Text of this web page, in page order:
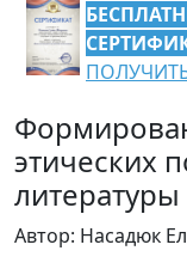
этических
литературы
Автор: Насадюк